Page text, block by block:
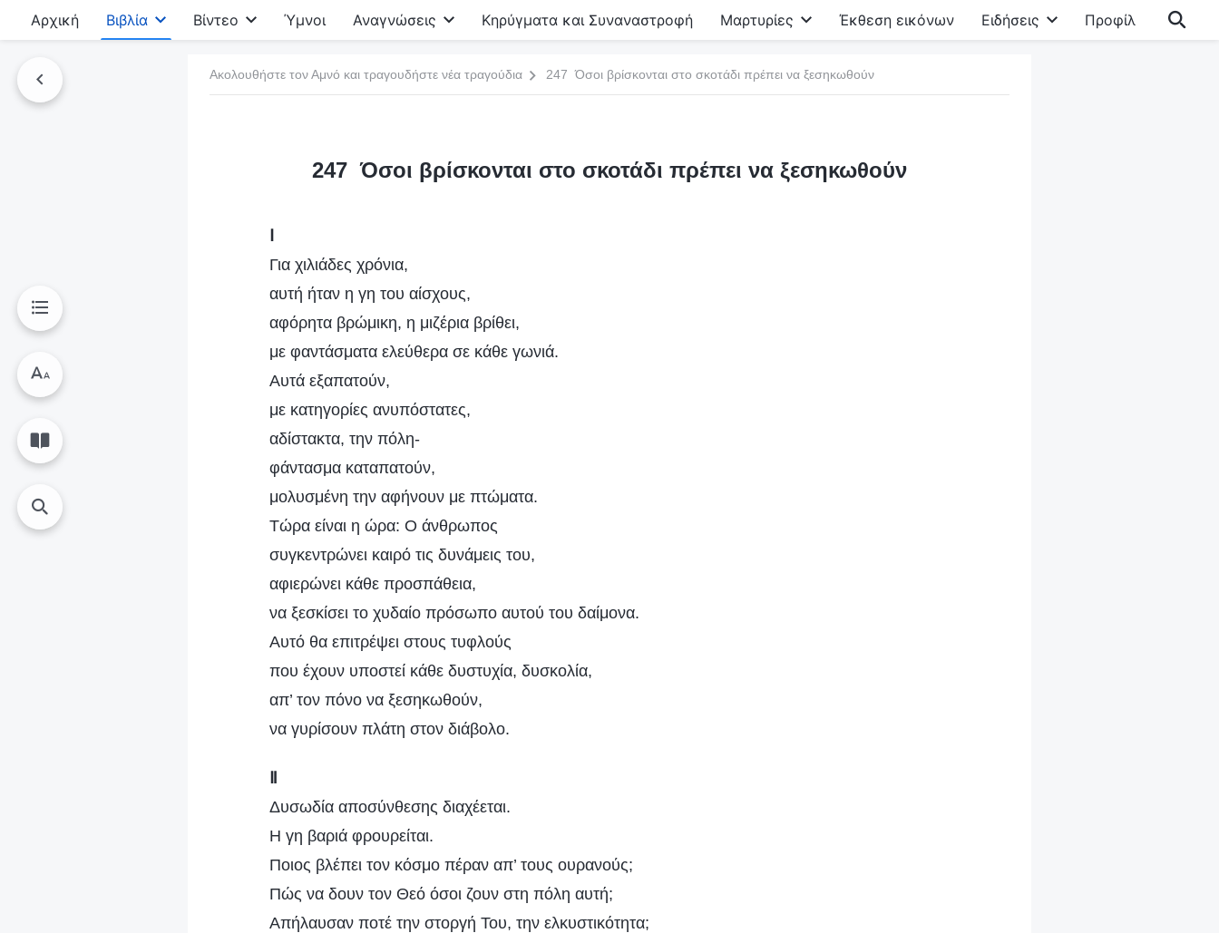
Αρχική Βιβλία Βίντεο Ύμνοι Αναγνώσεις Κηρύγματα και Συναναστροφή Μαρτυρίες Έκθεση εικόνων Ειδήσεις Προφίλ
Ακολουθήστε τον Αμνό και τραγουδήστε νέα τραγούδια 247 Όσοι βρίσκονται στο σκοτάδι πρέπει να ξεσηκωθούν
247 Όσοι βρίσκονται στο σκοτάδι πρέπει να ξεσηκωθούν
Για χιλιάδες χρόνια,
αυτή ήταν η γη του αίσχους,
αφόρητα βρώμικη, η μιζέρια βρίθει,
με φαντάσματα ελεύθερα σε κάθε γωνιά.
Αυτά εξαπατούν,
με κατηγορίες ανυπόστατες,
αδίστακτα, την πόλη-
φάντασμα καταπατούν,
μολυσμένη την αφήνουν με πτώματα.
Τώρα είναι η ώρα: Ο άνθρωπος
συγκεντρώνει καιρό τις δυνάμεις του,
αφιερώνει κάθε προσπάθεια,
να ξεσκίσει το χυδαίο πρόσωπο αυτού του δαίμονα.
Αυτό θα επιτρέψει στους τυφλούς
που έχουν υποστεί κάθε δυστυχία, δυσκολία,
απ’ τον πόνο να ξεσηκωθούν,
να γυρίσουν πλάτη στον διάβολο.
Δυσωδία αποσύνθεσης διαχέεται.
Η γη βαριά φρουρείται.
Ποιος βλέπει τον κόσμο πέραν ​​απ’ τους ουρανούς;
Πώς να δουν τον Θεό όσοι ζουν στη πόλη αυτή;
Απήλαυσαν ποτέ την στοργή Του, την ελκυστικότητα;